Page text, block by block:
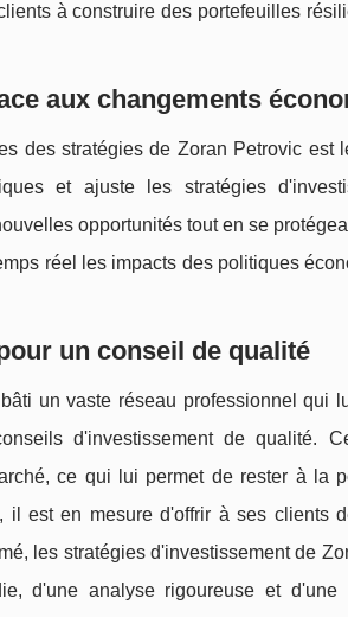
à construire des portefeuilles
aux changements
des stratégies de Zoran Petrovic est
et ajuste les stratégies
opportunités tout en se
réel les impacts des politiques
un conseil de qualité
un vaste réseau professionnel qui
d'investissement de qualité.
ce qui lui permet de rester à la
il est en mesure d'offrir à ses clients
les stratégies d'investissement de
d'une analyse rigoureuse et